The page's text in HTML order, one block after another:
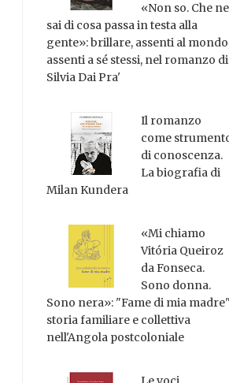
«Non so. Che ne
sai di cosa passa in testa alla
gente»: brillare, assenti al
assenti a sé stessi, nel romanzo di
Silvia Dai Pra'
Il romanzo
come
di conoscenza.
La biografia di
Milan Kundera
«Mi chiamo
Vitória Queiroz
da Fonseca.
Sono donna.
Sono nera»: "Fame di mia
storia familiare e collettiva
nell'Angola postcoloniale